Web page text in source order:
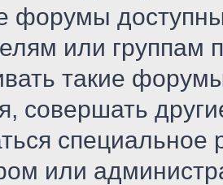
форумы
или группам
такие
совершать
или